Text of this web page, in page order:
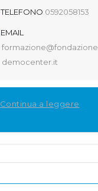
TELEFONO 0592058153
EMAIL
formazione@fondazione
democenter.it
Continua a leggere